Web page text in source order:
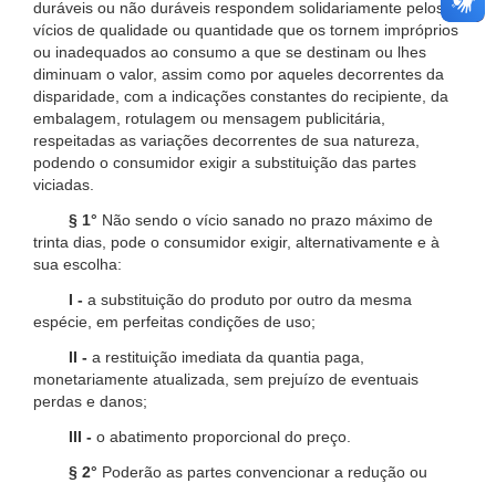
duráveis ou não duráveis respondem solidariamente pelos
vícios de qualidade ou quantidade que os tornem impróprios
ou inadequados ao consumo a que se destinam ou lhes
diminuam o valor, assim como por aqueles decorrentes da
disparidade, com a indicações constantes do recipiente, da
embalagem, rotulagem ou mensagem publicitária,
respeitadas as variações decorrentes de sua natureza,
podendo o consumidor exigir a substituição das partes
viciadas.
§ 1° Não sendo o vício sanado no prazo máximo de
trinta dias, pode o consumidor exigir, alternativamente e à
sua escolha:
I - a substituição do produto por outro da mesma
espécie, em perfeitas condições de uso;
II - a restituição imediata da quantia paga,
monetariamente atualizada, sem prejuízo de eventuais
perdas e danos;
III - o abatimento proporcional do preço.
§ 2° Poderão as partes convencionar a redução ou